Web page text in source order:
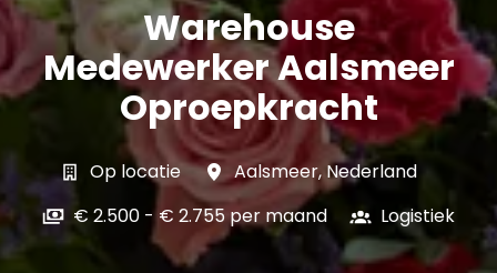
Warehouse
Medewerker Aalsmeer
Oproepkracht
Op locatie Aalsmeer, Nederland
€ 2.500 - € 2.755 per maand
Logistiek